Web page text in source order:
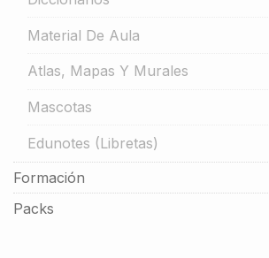
Material De Aula
Atlas, Mapas Y Murales
Mascotas
Edunotes (libretas)
Formación
Packs